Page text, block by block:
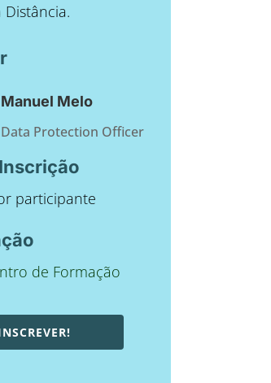
Distância.
Manuel Melo
Data Protection Officer
participante
de Formação